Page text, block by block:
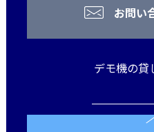
お問い
デモ機の貸